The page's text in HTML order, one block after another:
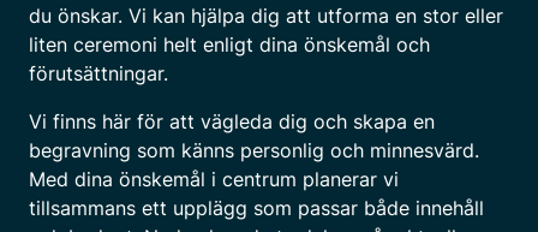
du önskar. Vi kan hjälpa dig att utforma en stor eller
liten ceremoni helt enligt dina önskemål och
förutsättningar.
Vi finns här för att vägleda dig och skapa en
begravning som känns personlig och minnesvärd.
Med dina önskemål i centrum planerar vi
tillsammans ett upplägg som passar både innehåll